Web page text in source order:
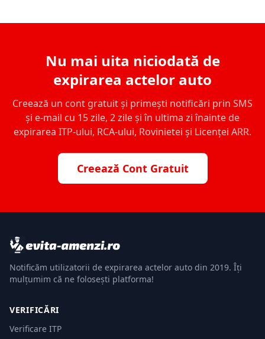
Nu mai uita niciodată de
expirarea actelor auto
Creează un cont gratuit și primești notificări prin SMS
și e-mail cu 15 zile, 2 zile și în ultima zi înainte de
expirarea ITP-ului, RCA-ului, Rovinietei și Licenței ARR.
Creează Cont Gratuit
Notificăm utilizatorii de expirarea actelor auto din 2019. Îți
mulțumim că ne folosești platforma!
VERIFICĂRI
Verificare ITP